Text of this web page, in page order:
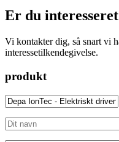
Er du
Vi kontakter dig, så snart vi
interessetilkendegivelse.
produkt